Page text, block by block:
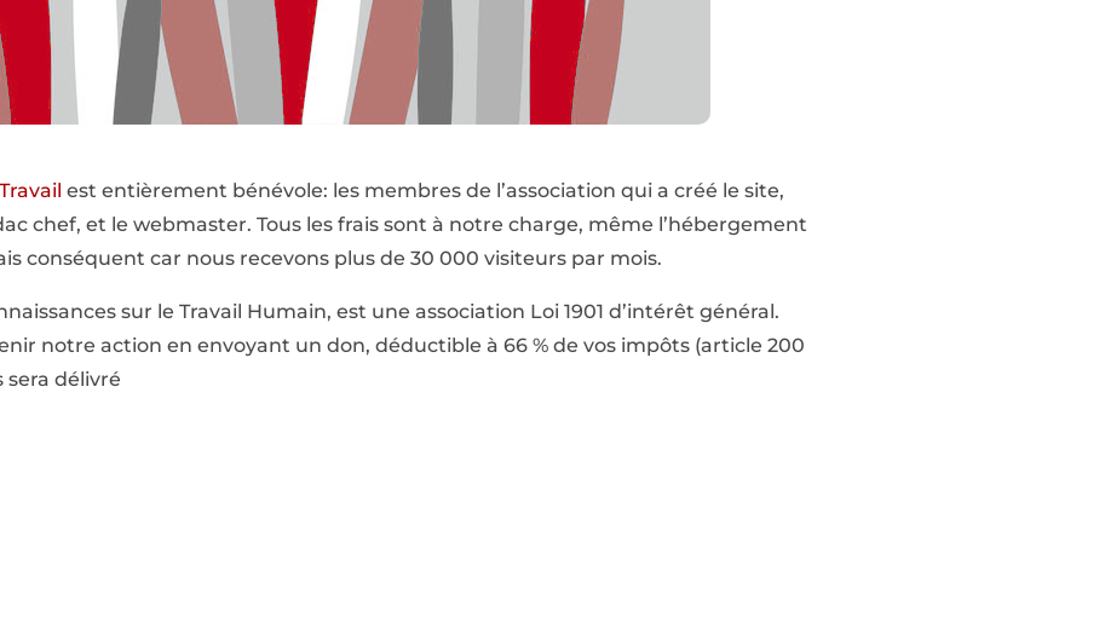
est entièrement bénévole: les membres de l’association qui a créé le site,
chef, et le webmaster. Tous les frais sont à notre charge, même l’hébergement
conséquent car nous recevons plus de 30 000 visiteurs par mois.
sur le Travail Humain, est une association Loi 1901 d’intérêt général.
notre action en envoyant un don, déductible à 66 % de vos impôts (article 200
sera délivré